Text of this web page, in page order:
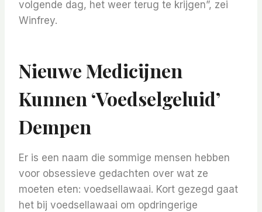
volgende dag, het weer terug te krijgen”, zei
Winfrey.
Nieuwe Medicijnen
Kunnen ‘voedselgeluid’
Dempen
Er is een naam die sommige mensen hebben
voor obsessieve gedachten over wat ze
moeten eten: voedsellawaai. Kort gezegd gaat
het bij voedsellawaai om opdringerige